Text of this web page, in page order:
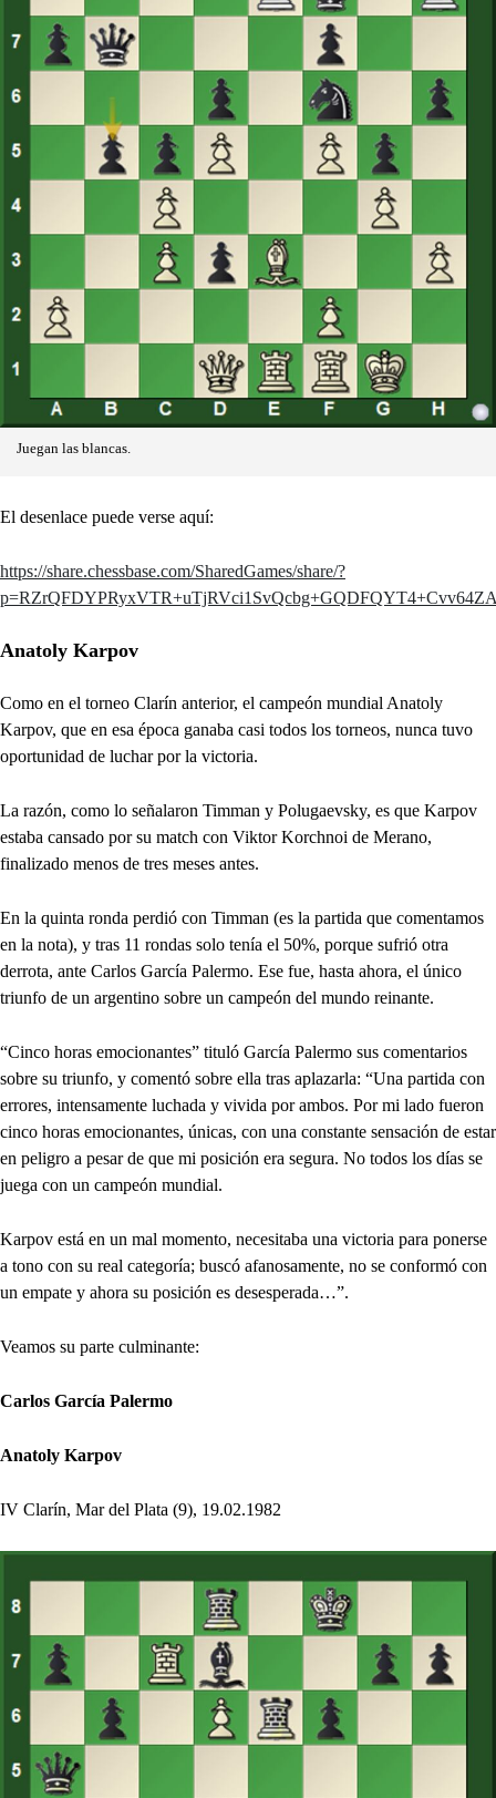
Juegan las blancas.
El desenlace puede verse aquí:
https://share.chessbase.com/SharedGames/share/?
Anatoly Karpov
Como en el torneo Clarín anterior, el campeón mundial Anatoly
Karpov, que en esa época ganaba casi todos los torneos, nunca tuvo
oportunidad de luchar por la victoria.
La razón, como lo señalaron Timman y Polugaevsky, es que Karpov
estaba cansado por su match con Viktor Korchnoi de Merano,
finalizado menos de tres meses antes.
En la quinta ronda perdió con Timman (es la partida que comentamos
en la nota), y tras 11 rondas solo tenía el 50%, porque sufrió otra
derrota, ante Carlos García Palermo. Ese fue, hasta ahora, el único
triunfo de un argentino sobre un campeón del mundo reinante.
“Cinco horas emocionantes” tituló García Palermo sus comentarios
sobre su triunfo, y comentó sobre ella tras aplazarla: “Una partida con
errores, intensamente luchada y vivida por ambos. Por mi lado fueron
cinco horas emocionantes, únicas, con una constante sensación de estar
en peligro a pesar de que mi posición era segura. No todos los días se
juega con un campeón mundial.
Karpov está en un mal momento, necesitaba una victoria para ponerse
a tono con su real categoría; buscó afanosamente, no se conformó con
un empate y ahora su posición es desesperada…”.
Veamos su parte culminante:
Carlos García Palermo
Anatoly Karpov
IV Clarín, Mar del Plata (9), 19.02.1982